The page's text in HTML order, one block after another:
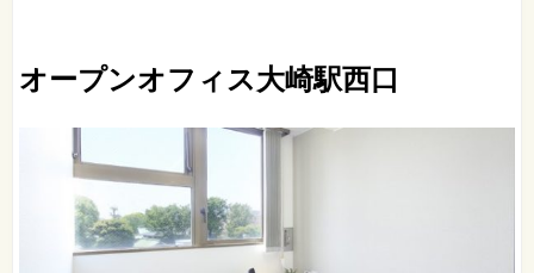
オープンオフィス大崎駅西口